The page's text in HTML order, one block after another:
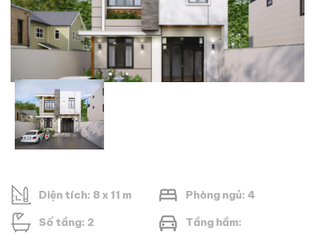
Diện tích: 8 x 11 m Phòng ngủ: 4
Số tầng: 2 Tầng hầm: